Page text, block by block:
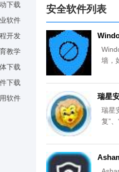
安全软件列表
墙，
瑞星
瑞星
复”
下载
软件
开发
教学
下载
下载
软件